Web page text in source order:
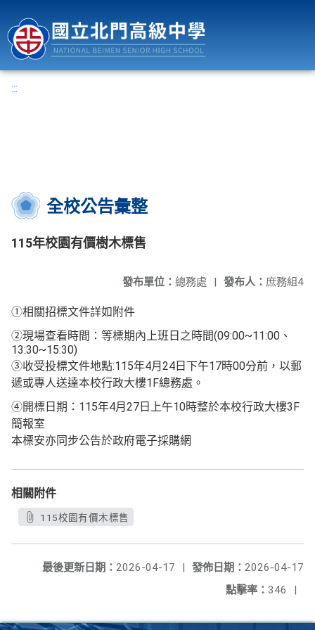
:::
全校公告彙整
115年校園有價樹木標售
發布人： 庶務組4
發布單位： 總務處 |
①相關招標文件詳如附件
②現場查看時間：等標期內上班日之時間(09:00~11:00、
13:30~15:30)
③收受投標文件地點:115年4月24日下午17時00分前，以郵
遞或專人送達本校行政大樓1F總務處。
④開標日期：115年4月27日上午10時整於本校行政大樓3F
簡報室
本標安亦同步公告於政府電子採購網
相關附件
115校園有價木標售
發佈日期： 2026-04-17
最後更新日期： 2026-04-17
|
點擊率： 346 |